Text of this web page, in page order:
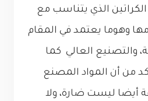
الكراتين الذي يتناسب مع
وهوما يعتمد في المقام
والتصنيع العالي كما
من أن المواد المصنع
أيضا ليست ضارة، ولا